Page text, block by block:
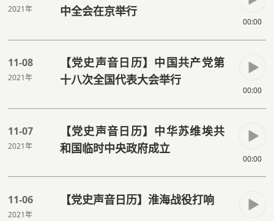
2021年
中全会在京举行
00:00
11-08
2021年
【党史声音日历】中国共产党第
十八次全国代表大会举行
00:00
11-07
2021年
【党史声音日历】中华苏维埃共
和国临时中央政府成立
00:00
11-06
2021年
【党史声音日历】淮海战役打响